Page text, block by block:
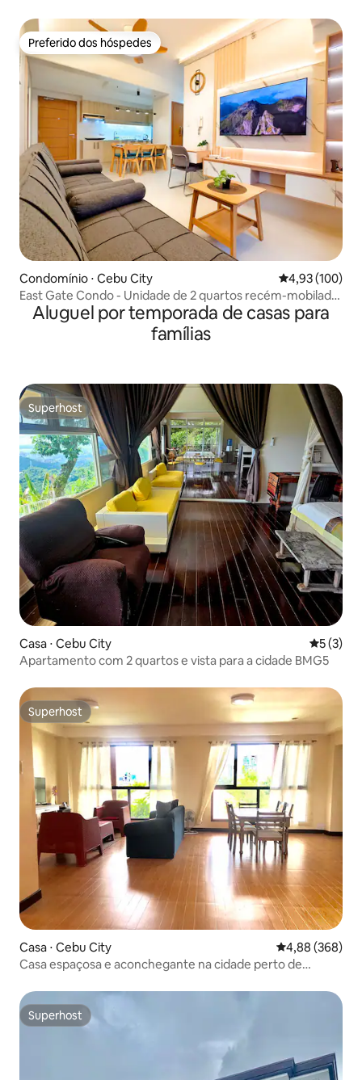
Preferido dos hóspedes
Preferido dos hóspedes
Condomínio ⋅ Cebu City 4,93 de uma
4,93 (100)
East Gate Condo - Unidade de 2 quartos recém-mobilada
com piscina e academia
Aluguel por temporada de casas para
famílias
Superhost
Superhost
Casa ⋅ Cebu City 5 de
5 (3)
Apartamento com 2 quartos e vista para a cidade BMG5
Superhost
Superhost
Casa ⋅ Cebu City 4,88 de uma
4,88 (368)
Casa espaçosa e aconchegante na cidade perto de
Superhost
Superhost